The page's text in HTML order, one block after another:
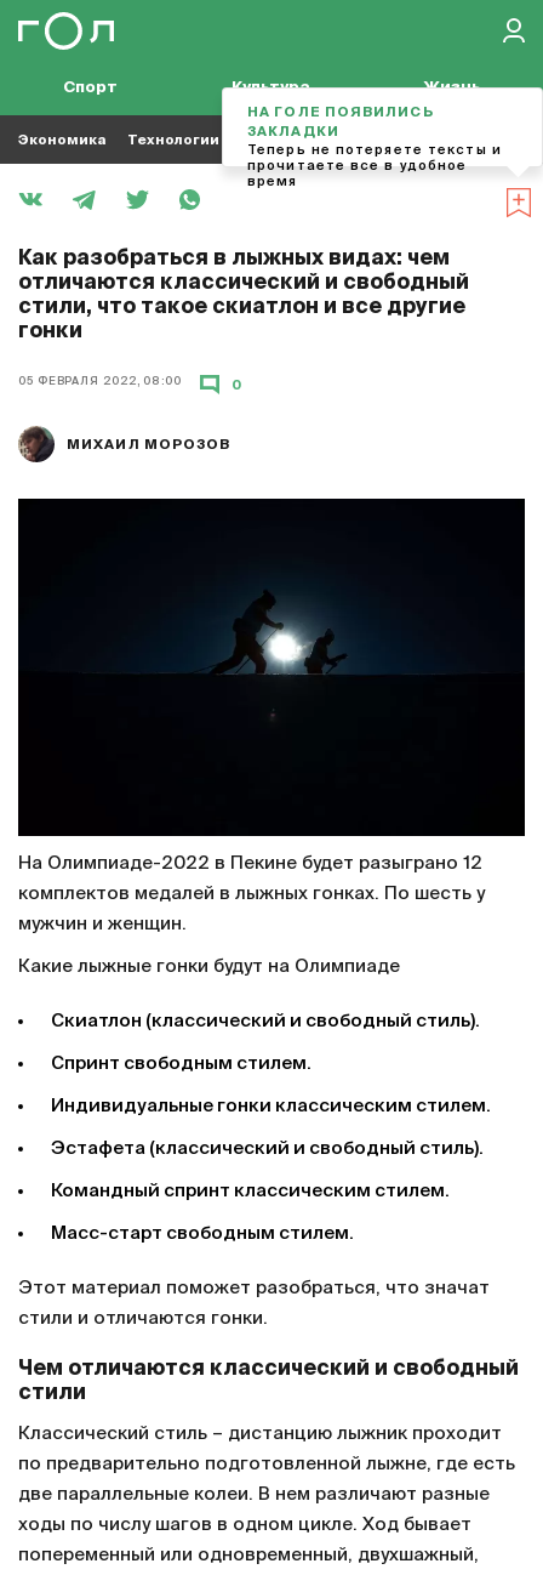
Спорт Культура Жизнь
Экономика Технологии Кино Футбол
Как разобраться в лыжных видах: чем
отличаются классический и свободный
стили, что такое скиатлон и все другие
гонки
05 ФЕВРАЛЯ 2022, 08:00
МИХАИЛ МОРОЗОВ
0
На Олимпиаде-2022 в Пекине будет разыграно 12
комплектов медалей в лыжных гонках. По шесть у
мужчин и женщин.
Какие лыжные гонки будут на Олимпиаде
Скиатлон (классический и свободный стиль).
Спринт свободным стилем.
Индивидуальные гонки классическим стилем.
Эстафета (классический и свободный стиль).
Командный спринт классическим стилем.
Масс-старт свободным стилем.
Этот материал поможет разобраться, что значат
стили и отличаются гонки.
Чем отличаются классический и свободный
стили
Классический стиль – дистанцию лыжник проходит
по предварительно подготовленной лыжне, где есть
две параллельные колеи. В нем различают разные
ходы по числу шагов в одном цикле. Ход бывает
попеременный или одновременный, двухшажный,
НА ГОЛЕ ПОЯВИЛИСЬ
ЗАКЛАДКИ
Теперь не потеряете тексты и
прочитаете все в удобное
время